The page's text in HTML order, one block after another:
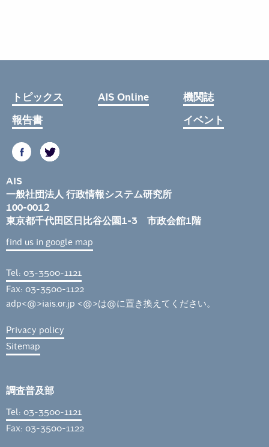
トピックス AIS Online
機関誌
報告書
イベント
AIS
一般社団法人 行政情報システム研究所
100-0012
東京都千代田区日比谷公園1-3 市政会館1階
find us in google map
Tel: 03-3500-1121
Fax: 03-3500-1122
adp<@>iais.or.jp <@>は@に置き換えてください。
Privacy policy
Sitemap
調査普及部
Tel: 03-3500-1121
Fax: 03-3500-1122